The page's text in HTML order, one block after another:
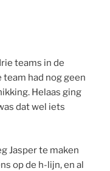
teams in de
had nog geen
Helaas ging
dat wel iets
Jasper te maken
op de h-lijn, en al